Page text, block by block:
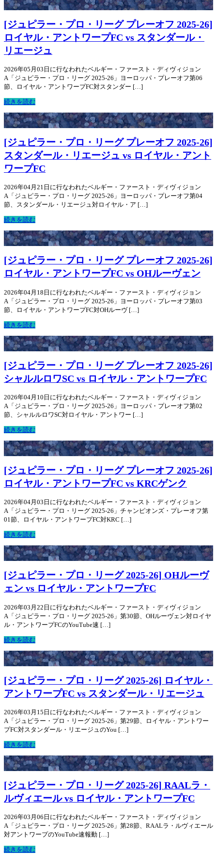
[ジュピラー・プロ・リーグ プレーオフ 2025-26]
ロイヤル・アントワープFC vs スタンダール・
リエージュ
2026年05月03日に行なわれたベルギー・ファースト・ディヴィジョン
A「ジュピラー・プロ・リーグ 2025-26」ヨーロッパ・プレーオフ第06
節、ロイヤル・アントワープFC対スタンダー […]
続きを読む
[ジュピラー・プロ・リーグ プレーオフ 2025-26]
スタンダール・リエージュ vs ロイヤル・アント
ワープFC
2026年04月21日に行なわれたベルギー・ファースト・ディヴィジョン
A「ジュピラー・プロ・リーグ 2025-26」ヨーロッパ・プレーオフ第04
節、スタンダール・リエージュ対ロイヤル・ア […]
続きを読む
[ジュピラー・プロ・リーグ プレーオフ 2025-26]
ロイヤル・アントワープFC vs OHルーヴェン
2026年04月18日に行なわれたベルギー・ファースト・ディヴィジョン
A「ジュピラー・プロ・リーグ 2025-26」ヨーロッパ・プレーオフ第03
節、ロイヤル・アントワープFC対OHルーヴ […]
続きを読む
[ジュピラー・プロ・リーグ プレーオフ 2025-26]
シャルルロワSC vs ロイヤル・アントワープFC
2026年04月10日に行なわれたベルギー・ファースト・ディヴィジョン
A「ジュピラー・プロ・リーグ 2025-26」ヨーロッパ・プレーオフ第02
節、シャルルロワSC対ロイヤル・アントワー […]
続きを読む
[ジュピラー・プロ・リーグ プレーオフ 2025-26]
ロイヤル・アントワープFC vs KRCゲンク
2026年04月03日に行なわれたベルギー・ファースト・ディヴィジョン
A「ジュピラー・プロ・リーグ 2025-26」チャンピオンズ・プレーオフ第
01節、ロイヤル・アントワープFC対KRC […]
続きを読む
[ジュピラー・プロ・リーグ 2025-26] OHルーヴ
ェン vs ロイヤル・アントワープFC
2026年03月22日に行なわれたベルギー・ファースト・ディヴィジョン
A「ジュピラー・プロ・リーグ 2025-26」第30節、OHルーヴェン対ロイヤ
ル・アントワープFCのYouTube速 […]
続きを読む
[ジュピラー・プロ・リーグ 2025-26] ロイヤル・
アントワープFC vs スタンダール・リエージュ
2026年03月15日に行なわれたベルギー・ファースト・ディヴィジョン
A「ジュピラー・プロ・リーグ 2025-26」第29節、ロイヤル・アントワー
プFC対スタンダール・リエージュのYou […]
続きを読む
[ジュピラー・プロ・リーグ 2025-26] RAALラ・
ルヴィエール vs ロイヤル・アントワープFC
2026年03月06日に行なわれたベルギー・ファースト・ディヴィジョン
A「ジュピラー・プロ・リーグ 2025-26」第28節、RAALラ・ルヴィエール
対アントワープのYouTube速報動 […]
続きを読む